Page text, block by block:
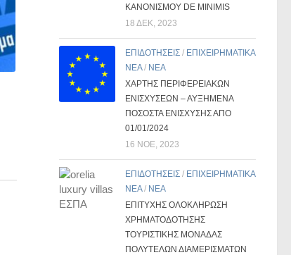
ΚΑΝΟΝΙΣΜΟΥ DE MINIMIS
18 ΔΕΚ, 2023
ΕΠΙΔΟΤΗΣΕΙΣ / ΕΠΙΧΕΙΡΗΜΑΤΙΚΑ
ΝΕΑ/ ΝΕΑ
ΧΑΡΤΗΣ ΠΕΡΙΦΕΡΕΙΑΚΩΝ
ΕΝΙΣΧΥΣΕΩΝ – ΑΥΞΗΜΕΝΑ
ΠΟΣΟΣΤΑ ΕΝΙΣΧΥΣΗΣ ΑΠΟ
01/01/2024
16 ΝΟΈ, 2023
ΕΠΙΔΟΤΗΣΕΙΣ / ΕΠΙΧΕΙΡΗΜΑΤΙΚΑ
ΝΕΑ/ ΝΕΑ
ΕΠΙΤΥΧΗΣ ΟΛΟΚΛΗΡΩΣΗ
ΧΡΗΜΑΤΟΔΟΤΗΣΗΣ
ΤΟΥΡΙΣΤΙΚΗΣ ΜΟΝΑΔΑΣ
ΠΟΛΥΤΕΛΩΝ ΔΙΑΜΕΡΙΣΜΑΤΩΝ